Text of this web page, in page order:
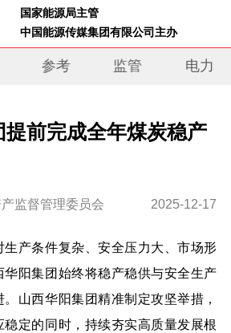
国家能源局主管
中国能源传媒集团有限公司主办
参考 监管 电力
提前完成全年煤炭稳产
监督管理委员会 2025-12-17
产条件复杂、安全压力大、市场形
华阳集团始终将稳产稳供与安全生产
山西华阳集团精准制定攻坚举措，
定的同时，持续夯实高质量发展根